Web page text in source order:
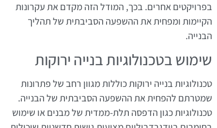
בפרויקטים אחרים. בכך, המודל הזה מקדם את עקרונות
הקיימות ומפחית את ההשפעה הסביבתית של תהליך
הבנייה.
שימוש בטכנולוגיות בנייה ירוקות
טכנולוגיות בנייה ירוקות כוללות מגוון רחב של פתרונות
שמטרתם להפחית את ההשפעה הסביבתית של הבנייה.
טכנולוגיות כגון הדפסה תלת-ממדית של מבנים או שימוש